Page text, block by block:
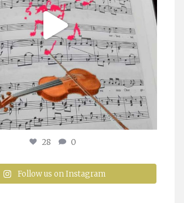
28 0
Follow us on Instagram